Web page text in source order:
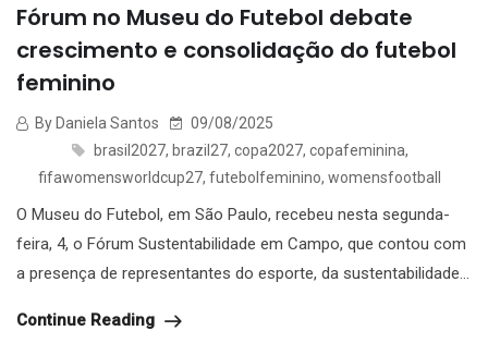
Fórum no Museu do Futebol debate
crescimento e consolidação do futebol
feminino
By Daniela Santos
09/08/2025
brasil2027, brazil27, copa2027, copafeminina,
fifawomensworldcup27, futebolfeminino, womensfootball
O Museu do Futebol, em São Paulo, recebeu nesta segunda-
feira, 4, o Fórum Sustentabilidade em Campo, que contou com
a presença de representantes do esporte, da sustentabilidade...
Continue Reading